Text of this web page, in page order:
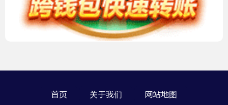
首页 关于我们 网站地图